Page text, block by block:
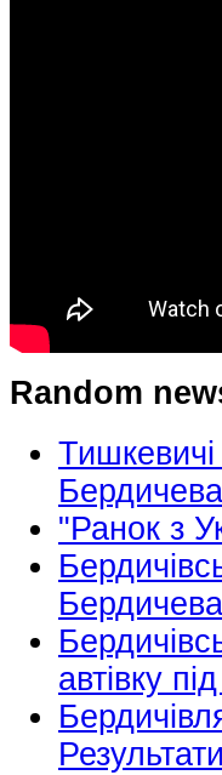
Random
Тишкевичі
"Ранок з
автівку